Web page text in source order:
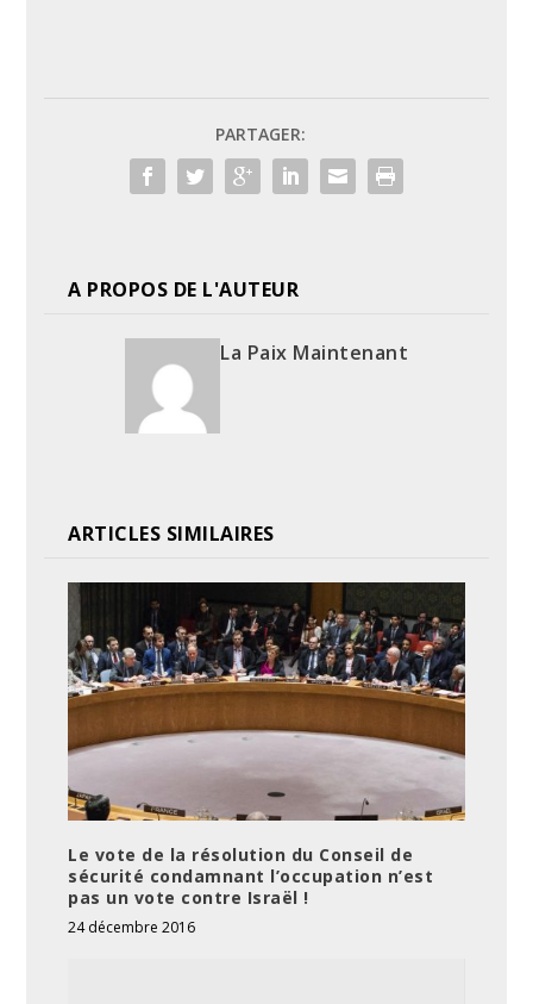
PARTAGER:
A PROPOS DE L'AUTEUR
La Paix Maintenant
ARTICLES SIMILAIRES
Le vote de la résolution du Conseil de
sécurité condamnant l’occupation n’est
pas un vote contre Israël !
24 décembre 2016